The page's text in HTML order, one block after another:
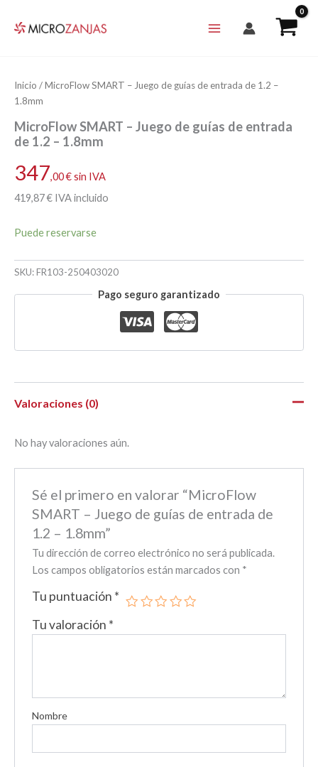
Inicio / MicroFlow SMART – Juego de guías de entrada de 1.2 –
1.8mm
MicroFlow SMART – Juego de guías de entrada
de 1.2 – 1.8mm
347,00€sin IVA
419,87€ IVA incluido
Puede reservarse
SKU:FR103-250403020
Pago seguro garantizado
Valoraciones (0)
No hay valoraciones aún.
Sé el primero en valorar “MicroFlow
SMART – Juego de guías de entrada de
1.2 – 1.8mm”
Tu dirección de correo electrónico no será publicada.
Los campos obligatorios están marcados con *
Tu puntuación *
Tu valoración *
Nombre